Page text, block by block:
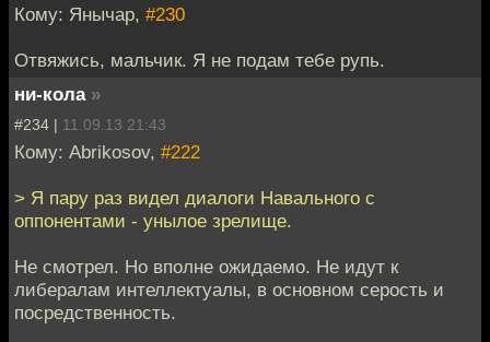
Кому: Янычар, #230
Отвяжись, мальчик. Я не подам тебе рупь.
ни-кола »
#234 | 11.09.13 21:43
Кому: Abrikosov, #222
> Я пару раз видел диалоги Навального с
оппонентами - унылое зрелище.
Не смотрел. Но вполне ожидаемо. Не идут к
либералам интеллектуалы, в основном серость и
посредственность.